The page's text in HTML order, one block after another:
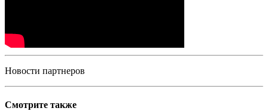
Новости партнеров
Смотрите также